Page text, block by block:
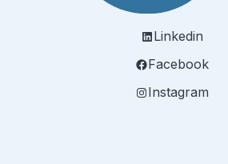
Linkedin
Facebook
Instagram